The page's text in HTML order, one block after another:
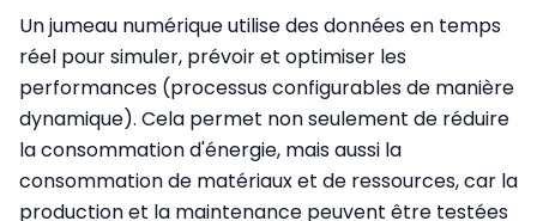
Un jumeau numérique utilise des données en temps
réel pour simuler, prévoir et optimiser les
performances (processus configurables de manière
dynamique). Cela permet non seulement de réduire
la consommation d'énergie, mais aussi la
consommation de matériaux et de ressources, car la
production et la maintenance peuvent être testées